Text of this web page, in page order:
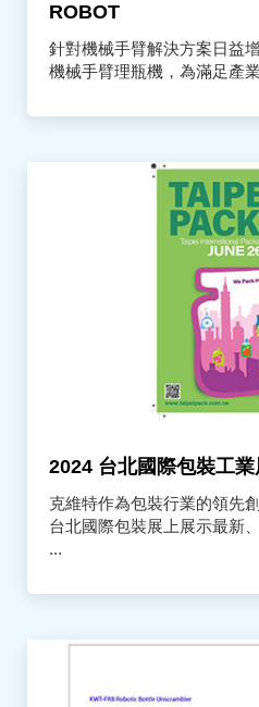
ROBOT
針對機械手臂解決方案日益
機械手臂理瓶機，為滿足產
2024 台北國際包裝工
克維特作為包裝行業的領先
台北國際包裝展上展示最新
...